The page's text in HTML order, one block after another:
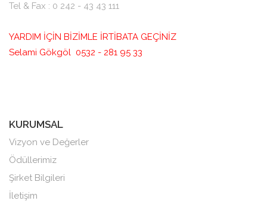
Tel & Fax : 0 242 - 43 43 111
YARDIM İÇİN BİZİMLE İRTİBATA GEÇİNİZ
Selami Gökgöl 0532 - 281 95 33
KURUMSAL
Vizyon ve Değerler
Ödüllerimiz
Şirket Bilgileri
İletişim